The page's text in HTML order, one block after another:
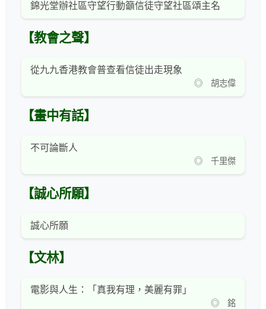
錦光堂辦社區守望行動籲信徒守望社區頌主名
【教會之聲】
從九九香港教會普查看信徒出走現象
◎ 胡志偉
【畫中有話】
不可論斷人
◎ 千里傑
【誠心所願】
誠心所願
【文林】
電影與人生：「真我有理，美麗有罪」
◎ 銘